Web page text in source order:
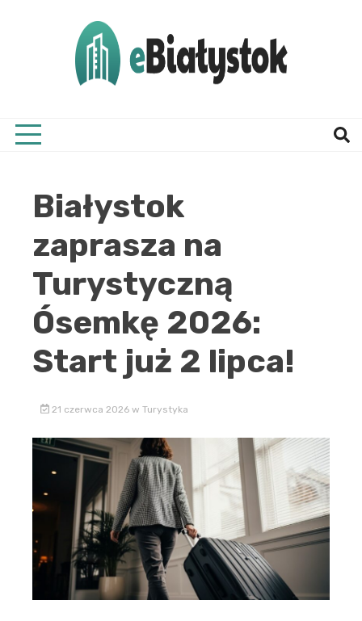
Białystok
zaprasza na
Turystyczną
Ósemkę 2026:
Start już 2 lipca!
21 czerwca 2026 w Turystyka